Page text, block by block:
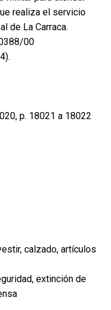
realiza el servicio
de La Carraca.
00
p. 18021 a 18022
calzado, artículos
extinción de